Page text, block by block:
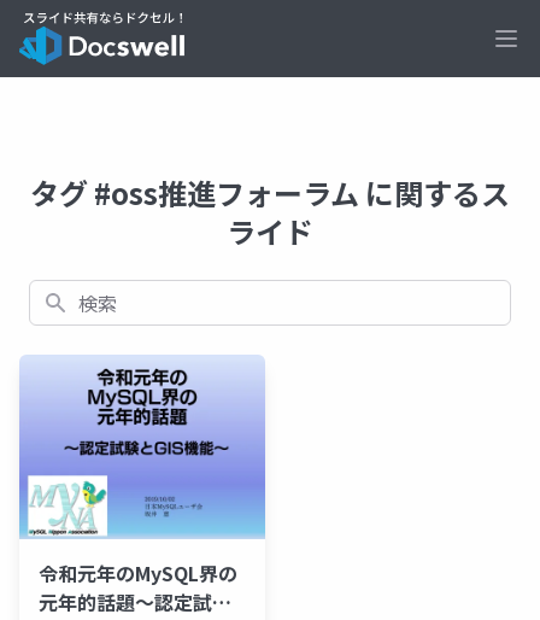
タグ #oss推進フォーラム に関するス
ライド
検索
令和元年のMySQL界の
元年的話題～認定試験